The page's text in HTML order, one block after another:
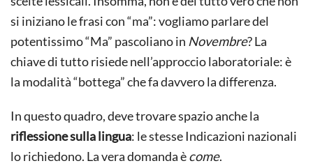
si iniziano le frasi con “ma”: vogliamo parlare del
potentissimo “Ma” pascoliano in Novembre? La
chiave di tutto risiede nell’approccio laboratoriale: è
la modalità “bottega” che fa davvero la differenza.
In questo quadro, deve trovare spazio anche la
riflessione sulla lingua: le stesse Indicazioni nazionali
lo richiedono. La vera domanda ècome.